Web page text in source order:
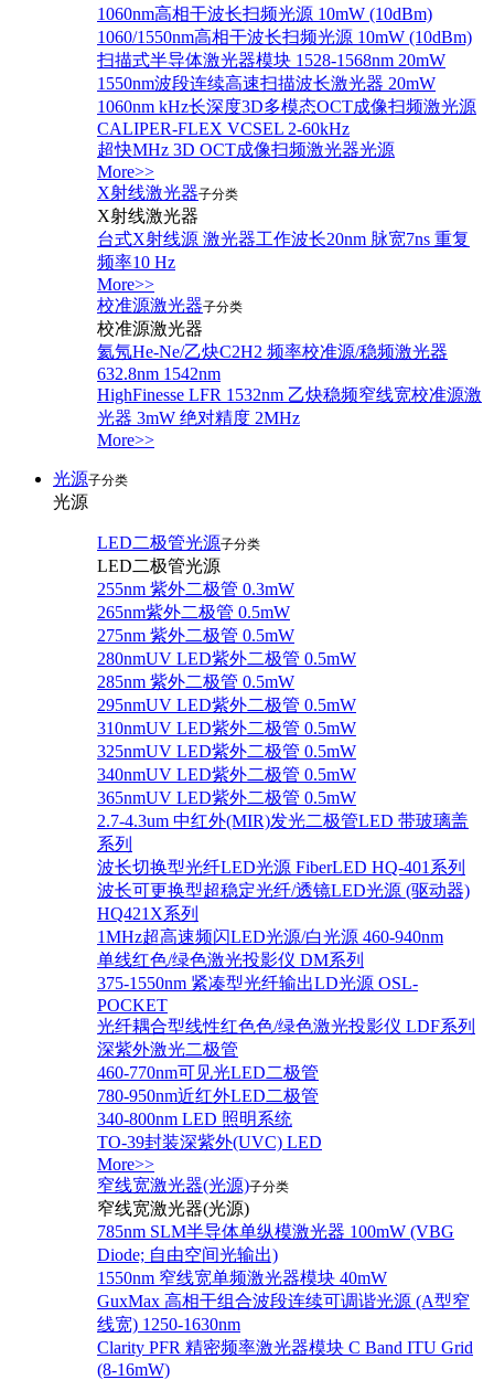
1060nm高相干波长扫频光源 10mW (10dBm)
1060/1550nm高相干波长扫频光源 10mW (10dBm)
扫描式半导体激光器模块 1528-1568nm 20mW
1550nm波段连续高速扫描波长激光器 20mW
1060nm kHz长深度3D多模态OCT成像扫频激光源
CALIPER-FLEX VCSEL 2-60kHz
超快MHz 3D OCT成像扫频激光器光源
More>>
X射线激光器子分类
X射线激光器
台式X射线源 激光器工作波长20nm 脉宽7ns 重复
频率10 Hz
More>>
校准源激光器子分类
校准源激光器
氦氖He-Ne/乙炔C2H2 频率校准源/稳频激光器
632.8nm 1542nm
HighFinesse LFR 1532nm 乙炔稳频窄线宽校准源激
光器 3mW 绝对精度 2MHz
More>>
光源子分类
光源
LED二极管光源子分类
LED二极管光源
255nm 紫外二极管 0.3mW
265nm紫外二极管 0.5mW
275nm 紫外二极管 0.5mW
280nmUV LED紫外二极管 0.5mW
285nm 紫外二极管 0.5mW
295nmUV LED紫外二极管 0.5mW
310nmUV LED紫外二极管 0.5mW
325nmUV LED紫外二极管 0.5mW
340nmUV LED紫外二极管 0.5mW
365nmUV LED紫外二极管 0.5mW
2.7-4.3um 中红外(MIR)发光二极管LED 带玻璃盖
系列
波长切换型光纤LED光源 FiberLED HQ-401系列
波长可更换型超稳定光纤/透镜LED光源 (驱动器)
HQ421X系列
1MHz超高速频闪LED光源/白光源 460-940nm
单线红色/绿色激光投影仪 DM系列
375-1550nm 紧凑型光纤输出LD光源 OSL-
POCKET
光纤耦合型线性红色色/绿色激光投影仪 LDF系列
深紫外激光二极管
460-770nm可见光LED二极管
780-950nm近红外LED二极管
340-800nm LED 照明系统
TO-39封装深紫外(UVC) LED
More>>
窄线宽激光器(光源)子分类
窄线宽激光器(光源)
785nm SLM半导体单纵模激光器 100mW (VBG
Diode; 自由空间光输出)
1550nm 窄线宽单频激光器模块 40mW
GuxMax 高相干组合波段连续可调谐光源 (A型窄
线宽) 1250-1630nm
Clarity PFR 精密频率激光器模块 C Band ITU Grid
(8-16mW)